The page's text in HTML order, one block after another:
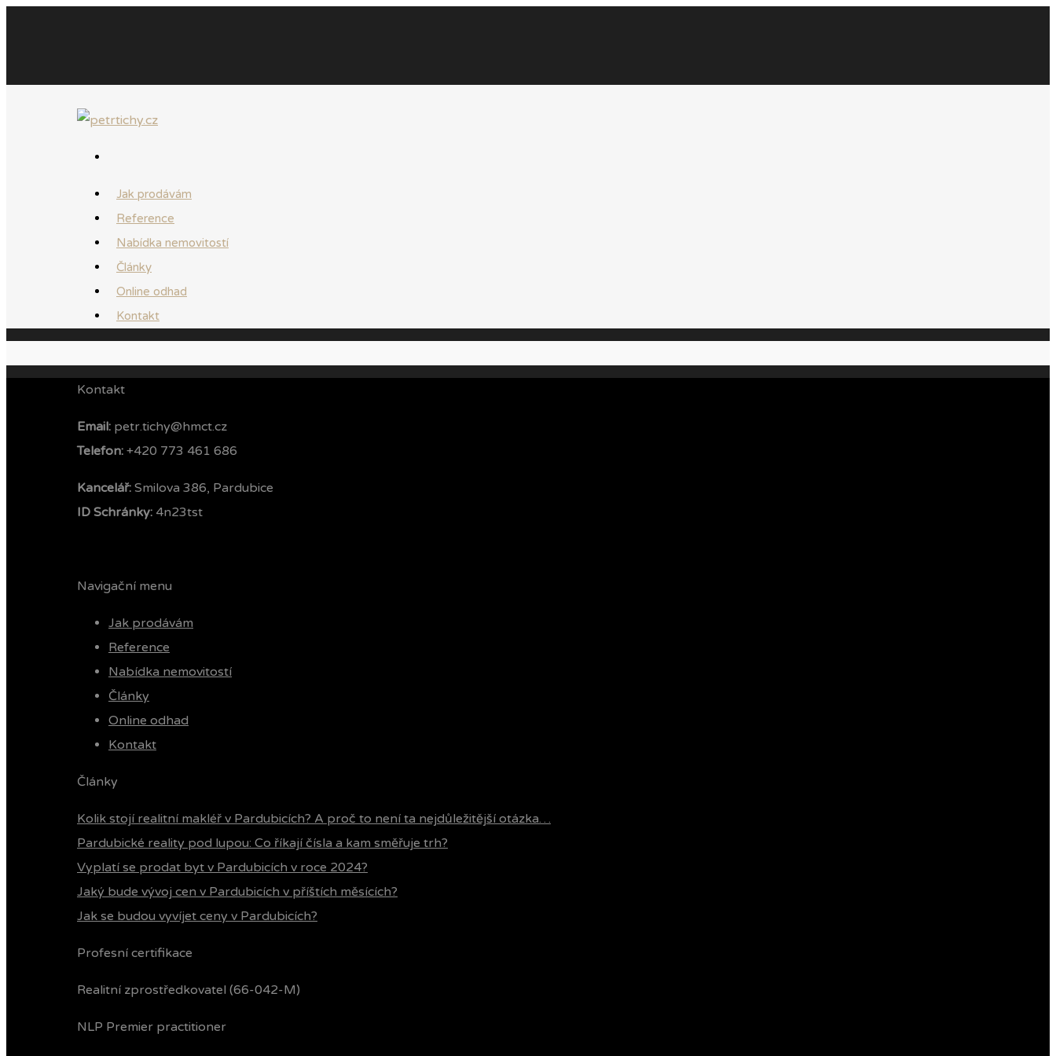
Jak prodávám
Reference
Nabídka nemovitostí
Články
Online odhad
Kontakt
Kontakt
Email: petr.tichy@hmct.cz
Telefon: ‭ +420 773 461 686‬
Kancelář: Smilova 386, Pardubice
ID Schránky: 4n23tst
Navigační menu
Jak prodávám
Reference
Nabídka nemovitostí
Články
Online odhad
Kontakt
Články
Kolik stojí realitní makléř v Pardubicích? A proč to není ta nejdůležitější otázka…
Pardubické reality pod lupou: Co říkají čísla a kam směřuje trh?
Vyplatí se prodat byt v Pardubicích v roce 2024?
Jaký bude vývoj cen v Pardubicích v příštích měsících?
Jak se budou vyvíjet ceny v Pardubicích?
Profesní certifikace
Realitní zprostředkovatel (66-042-M)
NLP Premier practitioner